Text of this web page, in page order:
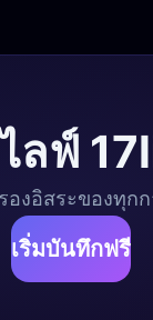
ลฟ์
งอิสระของทุก
เริ่มบันทึกฟรี